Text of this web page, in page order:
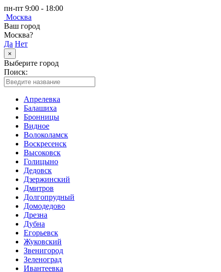
пн-пт 9:00 - 18:00
Москва
Ваш город
Москва?
Да Нет
×
Выберите город
Поиск:
Апрелевка
Балашиха
Бронницы
Видное
Волоколамск
Воскресенск
Высоковск
Голицыно
Дедовск
Дзержинский
Дмитров
Долгопрудный
Домодедово
Дрезна
Дубна
Егорьевск
Жуковский
Звенигород
Зеленоград
Ивантеевка